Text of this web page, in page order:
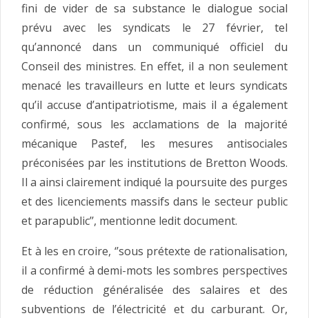
fini de vider de sa substance le dialogue social
prévu avec les syndicats le 27 février, tel
qu’annoncé dans un communiqué officiel du
Conseil des ministres. En effet, il a non seulement
menacé les travailleurs en lutte et leurs syndicats
qu’il accuse d’antipatriotisme, mais il a également
confirmé, sous les acclamations de la majorité
mécanique Pastef, les mesures antisociales
préconisées par les institutions de Bretton Woods.
Il a ainsi clairement indiqué la poursuite des purges
et des licenciements massifs dans le secteur public
et parapublic’’, mentionne ledit document.
Et à les en croire, ‘’sous prétexte de rationalisation,
il a confirmé à demi-mots les sombres perspectives
de réduction généralisée des salaires et des
subventions de l’électricité et du carburant. Or,